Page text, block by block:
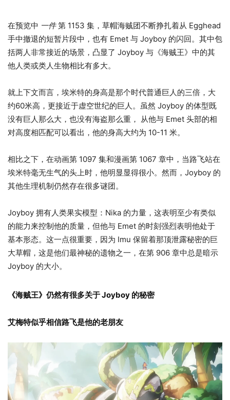
在预览中 一件第 1153 集，草帽海贼团不断挣扎着从 Egg​​head
手中撤退的短暂片段中，也有 Emet 与 Joyboy 的闪回。其中包
括两人非常接近的场景，凸显了 Joyboy 与《海贼王》中的其
他人类或类人生物相比有多大。
就上下文而言，埃米特的身高是那个时代普通巨人的三倍，大
约60米高，更接近于虚空世纪的巨人。虽然 Joyboy 的体型既
没有巨人那么大，也没有海盗那么重， 从他与 Emet 头部的相
对高度相匹配可以看出，他的身高大约为 10-11 米。
相比之下，在动画第 1097 集和漫画第 1067 章中，当路飞站在
埃米特毫无生气的头上时，他明显显得很小。然而，Joyboy 的
其他生理机制仍然存在很多谜团。
Joyboy 拥有人类果实模型：Nika 的力量，这表明至少有类似
的能力来控制他的质量，但他与 Emet 的时刻强烈表明他处于
基本形态。这一点很重要，因为 Imu 保留着那顶泄露秘密的巨
大草帽，这是他们最神秘的遗物之一，在第 906 章中总是暗示
Joyboy 的大小。
《海贼王》仍然有很多关于 Joyboy 的秘密
艾梅特似乎相信路飞是他的老朋友